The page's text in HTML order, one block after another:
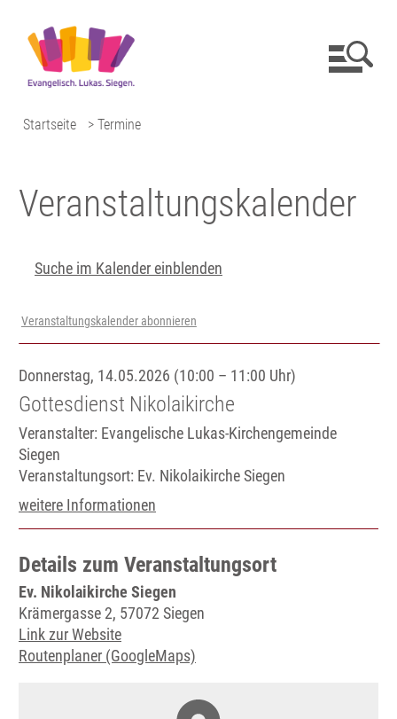
Startseite > Termine
Veranstaltungs­kalender
Suche im Kalender einblenden
Veranstaltungskalender abonnieren
Donnerstag, 14.05.2026 (10:00 – 11:00 Uhr)
Gottesdienst Nikolaikirche
Veranstalter: Evangelische Lukas-Kirchengemeinde
Siegen
Veranstaltungsort: Ev. Nikolaikirche Siegen
weitere Informationen
Details zum Veranstaltungsort
Ev. Nikolaikirche Siegen
Krämergasse 2, 57072 Siegen
Link zur Website
Routenplaner (GoogleMaps)